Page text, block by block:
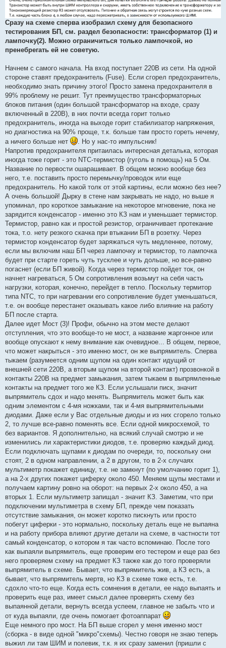
Сразу на схеме сперва изобразил схему для безопасного
тестирования БП, см. раздел безопасности: трансформатор (1) и
лампочку(2). Можно ограничиться только лампочкой, но
пренебрегать ей не советую.
Начнем с самого начала. На вход поступает 220В из сети. На одной
стороне ставят предохранитель (Fuse). Если сгорел предохранитель,
необходимо знать причину этого! Просто замена предохранителя в
99% проблему не решит. Тут преимущество трансформаторных
блоков питания (один большой трансформатор на входе, сразу
включенный в 220В), в них почти всегда горит только
предохранитель, иногда на выходе горит стабилизатор напряжения,
но диагностика на 90% проще, т.к. больше там просто гореть нечему,
а ничего больше нет
. Но у нас-то импульсник!
Напротив предохранителя притаилась интересная деталька, которая
иногда тоже горит - это NTC-термистор (гуголь в помощь) на 5 Ом.
Название по первости ошарашивает. В общем можно вообще без
него, т.е. поставить просто перемычку/проводок или еще
предохранитель. Но какой толк от этой картины, если можно без нее?
А очень большой! Дырку в стене нам закрывать не надо, но выше я
упоминал, про короткое замыкание на некоторое мгновение, пока не
зарядится конденсатор - именно это КЗ нам и уменьшает термистор.
Термистор, равно как и простой резистор, ограничивает протекание
тока, т.о. нету резкого скачка при втыкании БП в розетку. Через
термистор конденсатор будет заряжаться чуть медленнее, потому,
если мы включим наш БП через лампочку и термистор, то лампочка
будет при старте гореть чуть тусклее и чуть дольше, но все-равно
погаснет (если БП живой). Когда через термистор пойдет ток, он
начнет нагреваться, 5 Ом сопротивления возьмут на себя часть
нагрузки, которая, конечно, перейдет в тепло. Поскольку термитор
типа NTC, то при нагревании его сопротивление будет уменьшаться,
т.е. он вообще перестанет оказывать какое либо влияние на работу
БП после старта.
Далее идет Мост (3)! Профи, обычно на этом месте делают
отступления, что это вообще-то не мост, а название жаргонное или
вообще опускают к нему внимание как очевидное... В общем, первое,
что может накрыться - это именно мост, он же выпрямитель. Сперва
тыкаем (разумеется одним щупом на один контакт идущий от
внешней сети 220В, а вторым щупом на второй контакт) прозвонкой в
контакты 220В на предмет замыкания, затем тыкаем в выпрямленные
контакты на предмет того же КЗ. Если услышали писк, значит
выпрямитель сдох и надо менять. Выпрямитель может быть как
одним элементом с 4-мя ножками, так и 4-мя выпрямительными
диодами. Даже если у Вас отдельные диоды и из них сгорело только
2, то лучше все-равно поменять все. Если одной микросхемой, то
без вариантов. Я дополнительно, на всякий случай смотрю и не
изменились ли характеристики диодов, т.е. проверяю каждый диод.
Если подключать щупами к диодам по очереди, то, поскольку они
стоят, 2 в одном направлении, а 2 в другом, то в 2-х случаях
мультиметр покажет единицу, т.е. не замкнут (по умолчанию горит 1),
а на 2-х других покажет циферку около 450. Меняем щупы местами и
получаем картину ровно на оборот: на первых 2-х около 450, а на
вторых 1. Если мультиметр запищал - значит КЗ. Заметим, что при
подключении мультиметра в схему БП, прежде чем показать
отсутствие замыкания, он может коротко пискнуть или просто
побегут циферки - это нормально, поскольку деталь еще не выпаяна
и на работу прибора влияют другие детали на схеме, в частности тот
самый конденсатор, о котором я так часто вспоминаю. После того
как выпаяли выпрямитель, еще проверим его тестером и еще раз без
него проверяем схему на предмет КЗ также как до того проверяли
выпрямитель в схеме. Бывает, что выпрямитель жив, а КЗ есть, а
бывает, что выпрямитель мертв, но КЗ в схеме тоже есть, т.е.
сдохло что-то еще. Когда есть сомнения в детали, ее надо выпаять и
проверить еще раз, имеет смысл далее проверять схему без
выпаянной детали, вернуть всегда успеем, главное не забыть что и
от куда выпаяли, где очень помогает фотоаппарат
Еще немного про мост. На БП выше сгорел у меня именно мост
(сборка - в виде одной "микро"схемы). Честно говоря не знаю теперь
выжил ли там ШИМ и полевик, т.к. я их сразу заменил (пришли с